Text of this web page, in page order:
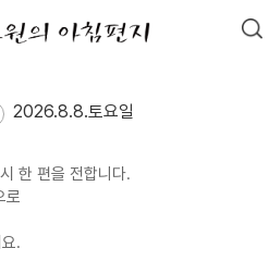
2026.8.8.토요일
한 편을 전합니다.
로
.